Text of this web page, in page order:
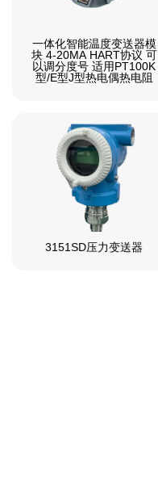
一体化智能温度变送器模
块 4-20MA HART协议 可
以调分度号 适用PT100K
型/E型J型热电偶热电阻
3151SD压力变送器